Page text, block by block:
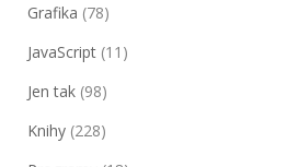
Grafika (78)
JavaScript (11)
Jen tak (98)
Knihy (228)